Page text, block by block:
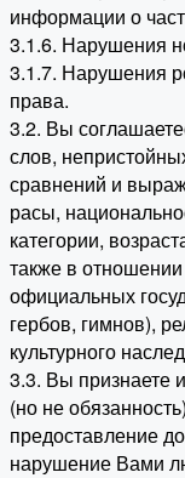
информации о
3.1.6. Нарушения
3.1.7. Нарушения
права.
3.2. Вы
слов,
сравнений и
расы,
категории,
также в
официальных
гербов, гимнов),
культурного
3.3. Вы признаете
(но не
предоставление
нарушение Вами